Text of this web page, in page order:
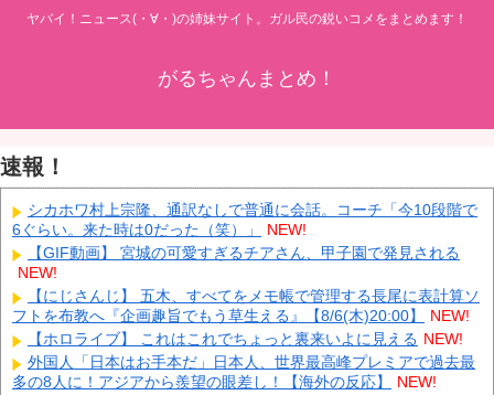
ヤバイ！ニュース(・∀・)の姉妹サイト。ガル民の鋭いコメをまとめます！
がるちゃんまとめ！
速報！
シカホワ村上宗隆、通訳なしで普通に会話。コーチ「今10段階で
6ぐらい。来た時は0だった（笑）」
NEW!
【GIF動画】 宮城の可愛すぎるチアさん、甲子園で発見される
NEW!
【にじさんじ】 五木、すべてをメモ帳で管理する長尾に表計算ソ
フトを布教へ『企画趣旨でもう草生える』【8/6(木)20:00】
NEW!
【ホロライブ】 これはこれでちょっと裏来いよに見える NEW!
外国人「日本はお手本だ」日本人、世界最高峰プレミアで過去最
多の8人に！アジアから羨望の眼差し！【海外の反応】
NEW!